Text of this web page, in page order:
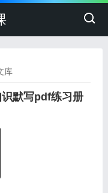
库
默写pdf练习册